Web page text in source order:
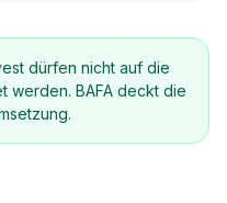
dürfen nicht auf die
werden. BAFA deckt die